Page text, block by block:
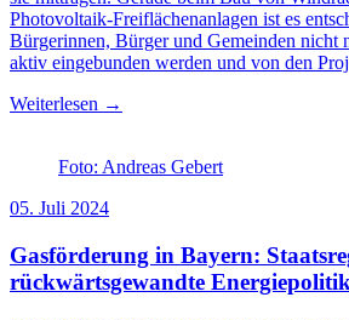
Photovoltaik-Freiflächenanlagen ist es
Bürgerinnen, Bürger und Gemeinden nicht
aktiv eingebunden werden und von den
Weiterlesen →
Foto: Andreas Gebert
05. Juli 2024
Gasförderung in Bayern:
rückwärtsgewandte Energiepolitik